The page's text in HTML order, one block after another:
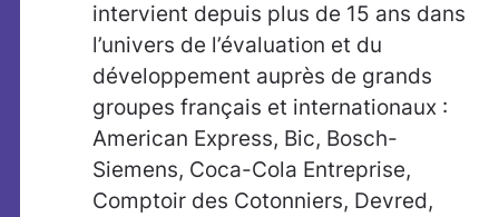
intervient depuis plus de 15 ans dans
l’univers de l’évaluation et du
développement auprès de grands
groupes français et internationaux :
American Express, Bic, Bosch-
Siemens, Coca-Cola Entreprise,
Comptoir des Cotonniers, Devred,